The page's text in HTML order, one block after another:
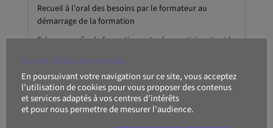
Recueil à l'oral des besoins par le formateur au
démarrage de la formation
Echange en fin de formation entre les participants et le
répondue aux attentes des participants et que les
objectifs pédagogiques ont été atteints
Un questionnaire d'évaluation (auto-évaluation sortie
de formation) est envoyé aux participants pour
Ce site utilise des cookies
En poursuivant votre navigation sur ce site, vous acceptez
l'utilisation de cookies pour vous proposer des contenus
et services adaptés à vos centres d’intérêts
et pour nous permettre de mesurer l'audience.